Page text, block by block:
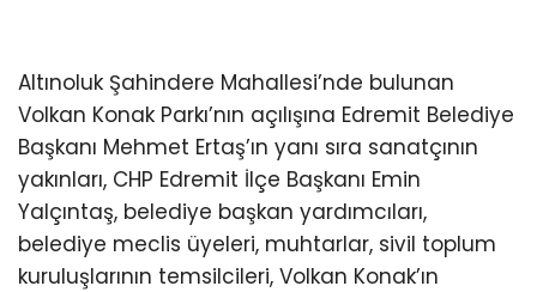
Altınoluk Şahindere Mahallesi’nde bulunan
Volkan Konak Parkı’nın açılışına Edremit Belediye
Başkanı Mehmet Ertaş’ın yanı sıra sanatçının
yakınları, CHP Edremit İlçe Başkanı Emin
Yalçıntaş, belediye başkan yardımcıları,
belediye meclis üyeleri, muhtarlar, sivil toplum
kuruluşlarının temsilcileri, Volkan Konak’ın